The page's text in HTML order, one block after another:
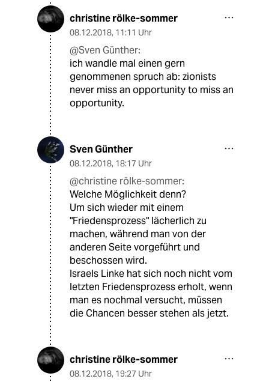
christine rölke-sommer
08.12.2018, 11:11 Uhr
@Sven Günther:
ich wandle mal einen gern
genommenen spruch ab: zionists
never miss an opportunity to miss an
opportunity.
Sven Günther
08.12.2018, 18:17 Uhr
@christine rölke-sommer:
Welche Möglichkeit denn?
Um sich wieder mit einem
"Friedensprozess" lächerlich zu
machen, während man von der
anderen Seite vorgeführt und
beschossen wird.
Israels Linke hat sich noch nicht vom
letzten Friedensprozess erholt, wenn
man es nochmal versucht, müssen
die Chancen besser stehen als jetzt.
christine rölke-sommer
08.12.2018, 19:27 Uhr